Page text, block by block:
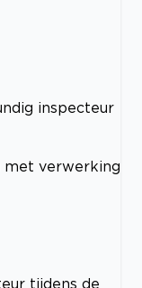
inspecteur
met verwerking
tijdens de